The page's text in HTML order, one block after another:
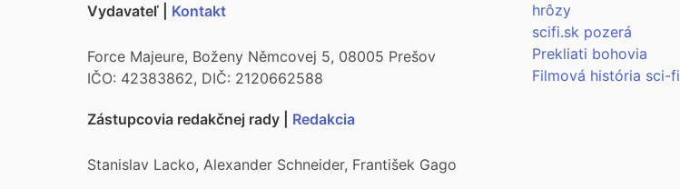
Vydavateľ | Kontakt
Force Majeure, Boženy Němcovej 5, 08005 Prešov
IČO: 42383862, DIČ: 2120662588
Zástupcovia redakčnej rady | Redakcia
Stanislav Lacko, Alexander Schneider, František Gago
hrôzy
scifi.sk pozerá
Prekliati bohovia
Filmová história sci-fi